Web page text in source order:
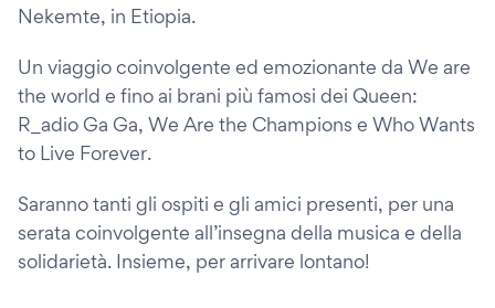
Nekemte, in Etiopia.
Un viaggio coinvolgente ed emozionante da We are
the world e fino ai brani più famosi dei Queen:
R_adio Ga Ga, We Are the Champions e Who Wants
to Live Forever.
Saranno tanti gli ospiti e gli amici presenti, per una
serata coinvolgente all’insegna della musica e della
solidarietà. Insieme, per arrivare lontano!